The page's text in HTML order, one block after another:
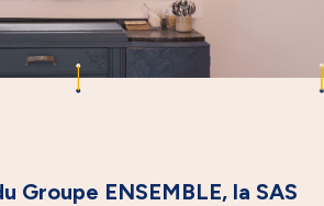
Groupe ENSEMBLE, la SAS